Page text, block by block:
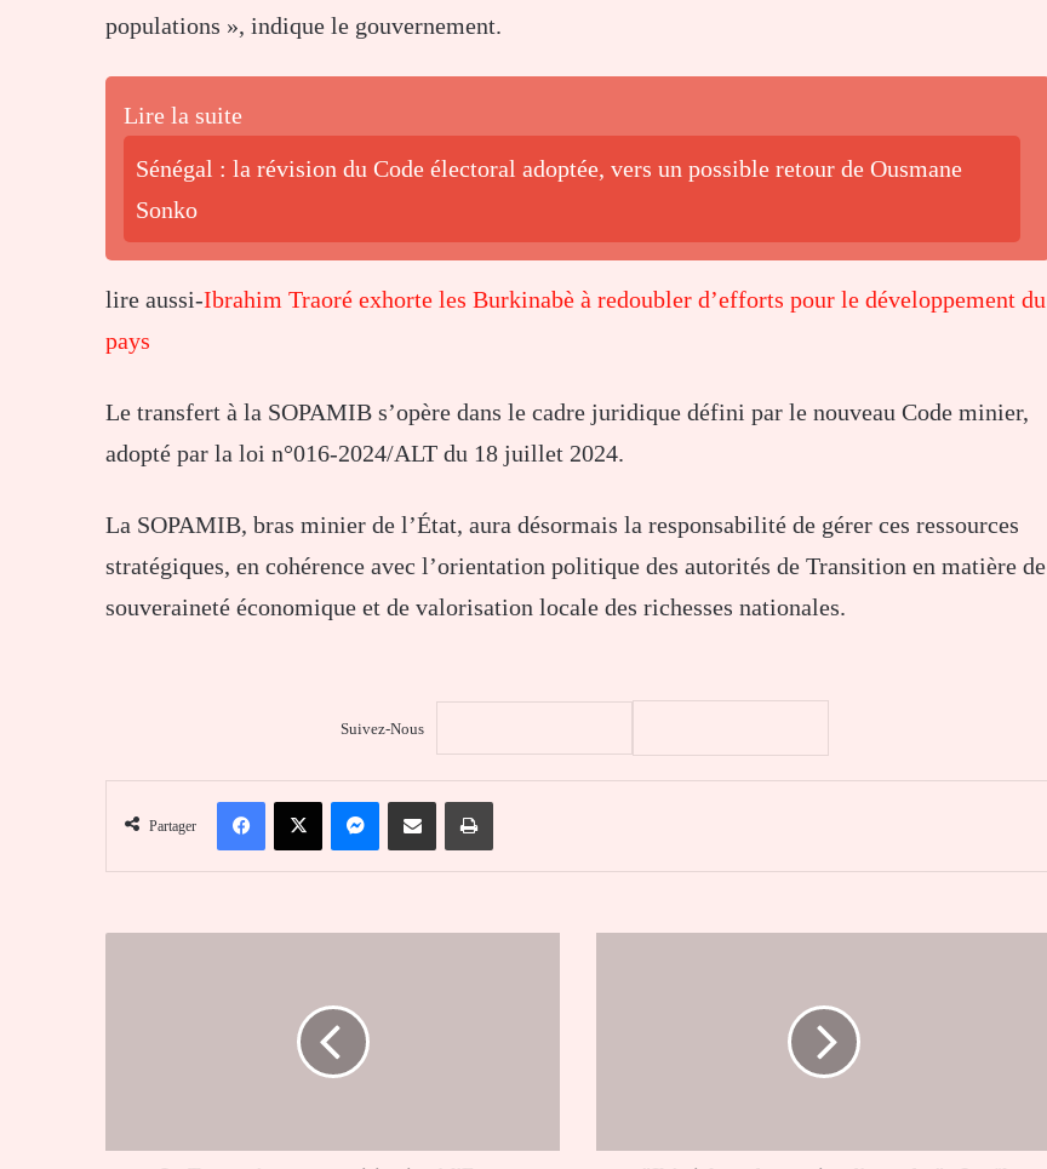
populations », indique le gouvernement.
Lire la suite
Sénégal : la révision du Code électoral adoptée, vers un possible retour de Ousmane
Sonko
lire aussi-Ibrahim Traoré exhorte les Burkinabè à redoubler d’efforts pour le développement du
pays
Le transfert à la SOPAMIB s’opère dans le cadre juridique défini par le nouveau Code minier,
adopté par la loi n°016-2024/ALT du 18 juillet 2024.
La SOPAMIB, bras minier de l’État, aura désormais la responsabilité de gérer ces ressources
stratégiques, en cohérence avec l’orientation politique des autorités de Transition en matière de
souveraineté économique et de valorisation locale des richesses nationales.
Suivez-Nous
Partager
FacebookX MessengerPartager par email Imprimer
2027
frappe